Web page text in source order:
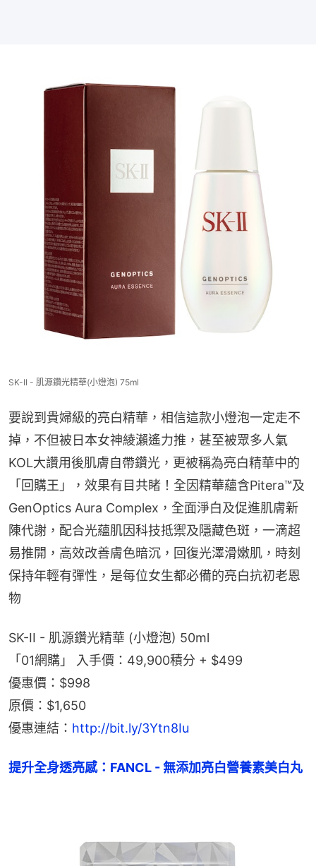
SK-II - 肌源鑽光精華(小燈泡) 75ml
要說到貴婦級的亮白精華，相信這款小燈泡一定走不
掉，不但被日本女神綾瀨遙力推，甚至被眾多人氣
KOL大讚用後肌膚自帶鑽光，更被稱為亮白精華中的
「回購王」，效果有目共睹！全因精華蘊含Pitera™及
GenOptics Aura Complex，全面淨白及促進肌膚新
陳代謝，配合光蘊肌因科技抵禦及隱藏色斑，一滴超
易推開，高效改善膚色暗沉，回復光澤滑嫩肌，時刻
保持年輕有彈性，是每位女生都必備的亮白抗初老恩
物
SK-II - 肌源鑽光精華 (小燈泡) 50ml
「01網購」 入手價：49,900積分 + $499
優惠價：$998
原價：$1,650
優惠連結： http://bit.ly/3Ytn8Iu
提升全身透亮感：FANCL - 無添加亮白營養素美白丸